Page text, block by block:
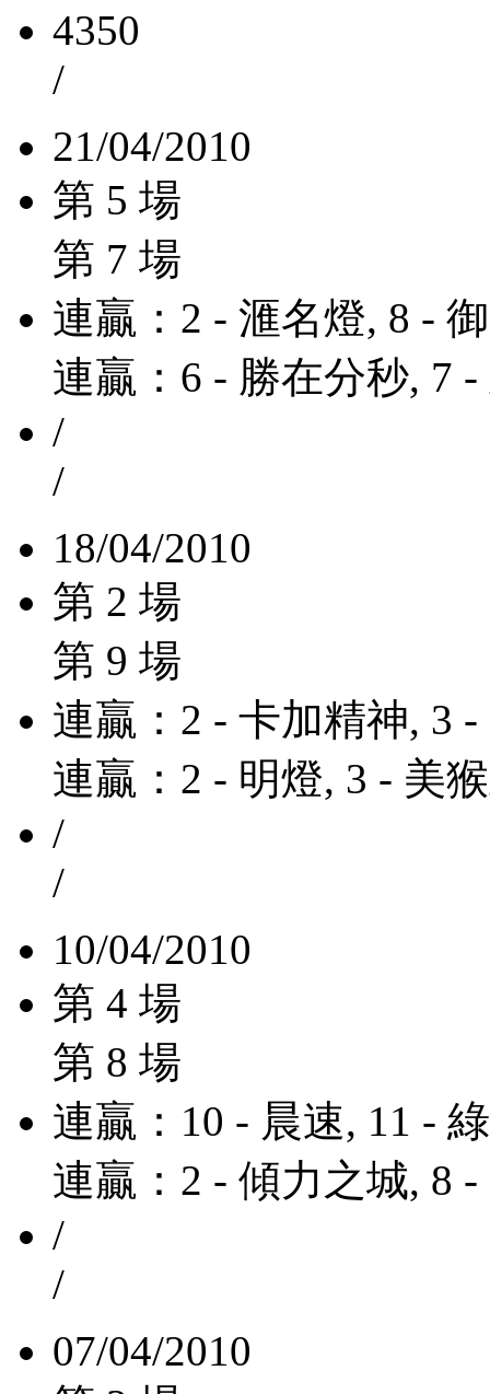
4350
/
21/04/2010
第 5 場
第 7 場
連贏：2 - 滙名燈, 8 -
連贏：6 - 勝在分秒, 7
/
/
18/04/2010
第 2 場
第 9 場
連贏：2 - 卡加精神, 3
連贏：2 - 明燈, 3 - 美
/
/
10/04/2010
第 4 場
第 8 場
連贏：10 - 晨速, 11 -
連贏：2 - 傾力之城, 8
/
/
07/04/2010